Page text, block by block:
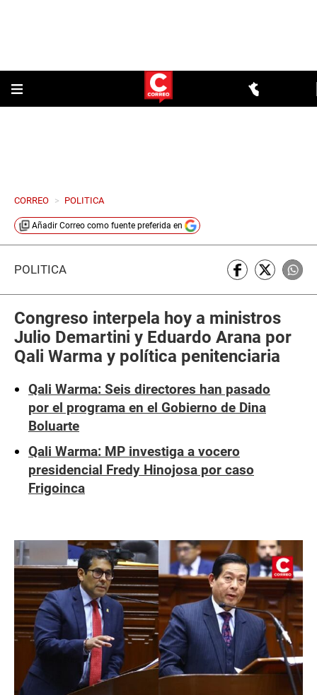
CORREO > POLITICA
Añadir Correo como fuente preferida en
POLÍTICA
Congreso interpela hoy a ministros
Julio Demartini y Eduardo Arana por
Qali Warma y política penitenciaria
Qali Warma: Seis directores han pasado
por el programa en el Gobierno de Dina
Boluarte
Qali Warma: MP investiga a vocero
presidencial Fredy Hinojosa por caso
Frigoinca